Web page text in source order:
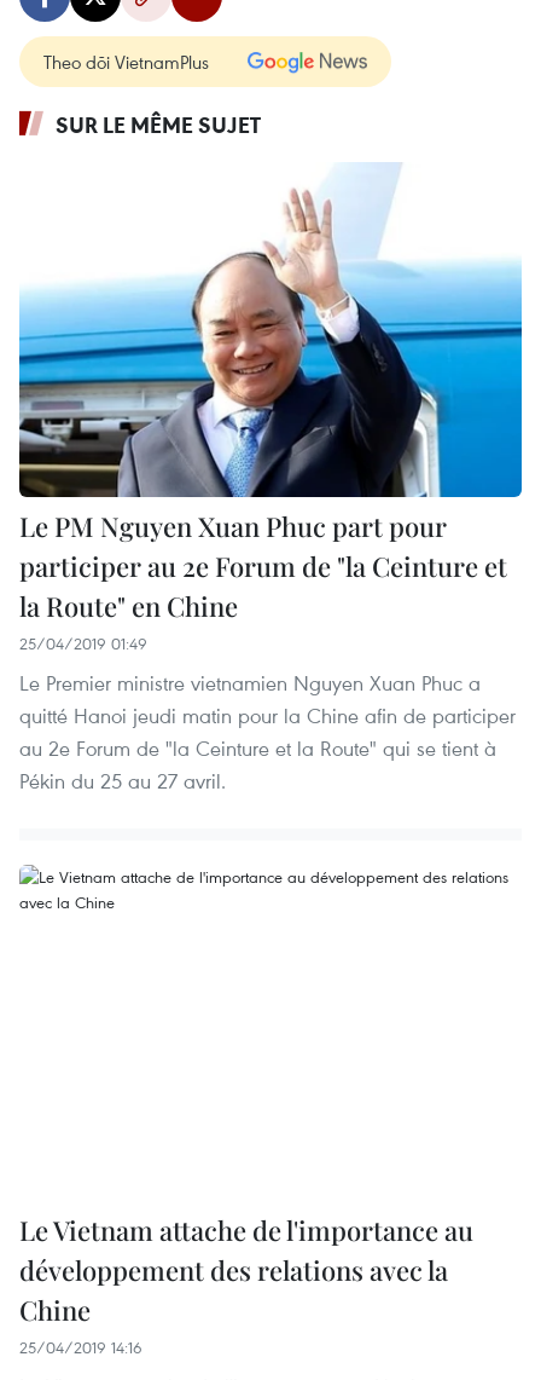
Theo dõi VietnamPlus
SUR LE MÊME SUJET
Le PM Nguyen Xuan Phuc part pour
participer au 2e Forum de "la Ceinture et
la Route" en Chine
25/04/2019 01:49
Le Premier ministre vietnamien Nguyen Xuan Phuc a
quitté Hanoi jeudi matin pour la Chine afin de participer
au 2e Forum de "la Ceinture et la Route" qui se tient à
Pékin du 25 au 27 avril.
Le Vietnam attache de l'importance au
développement des relations avec la
Chine
25/04/2019 14:16